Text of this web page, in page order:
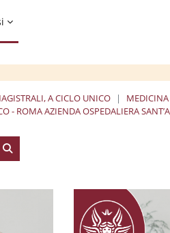
A CICLO UNICO
- ROMA AZIENDA OSPEDALIERA
Cerca corsi